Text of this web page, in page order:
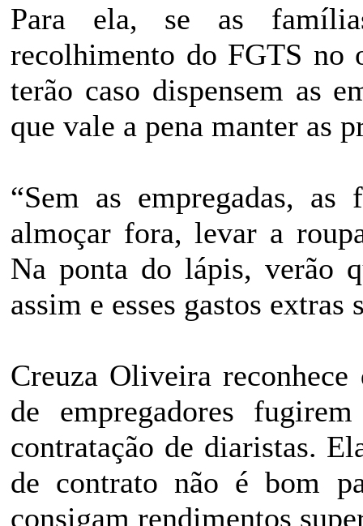
Para ela, se as
recolhimento do FGTS no
terão caso dispensem as
que vale a pena manter as
“Sem as empregadas,
almoçar fora, levar a
Na ponta do lápis, verão
assim e esses gastos extras
Creuza Oliveira
de empregadores
contratação de diaristas.
de contrato não é bom
consigam rendimentos